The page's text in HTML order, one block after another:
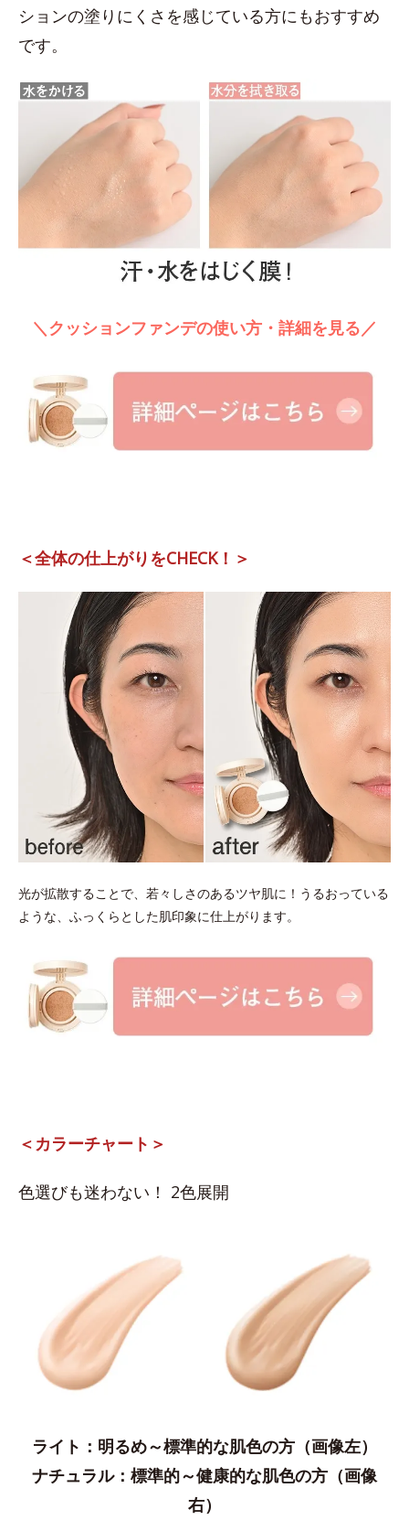
ションの塗りにくさを感じている方にもおすすめ
です。
＼クッションファンデの使い方・詳細を見る／
＜全体の仕上がりをCHECK！＞
光が拡散することで、若々しさのあるツヤ肌に！うるおっている
ような、ふっくらとした肌印象に仕上がります。
＜カラーチャート＞
色選びも迷わない！ 2色展開
ライト：明るめ～標準的な肌色の方（画像左）
ナチュラル：​標準的～健康的な肌色の方（画像
右）